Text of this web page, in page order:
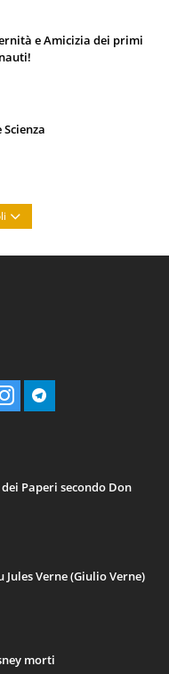
e Amicizia dei primi
Paperi secondo Don
Verne (Giulio Verne)
morti